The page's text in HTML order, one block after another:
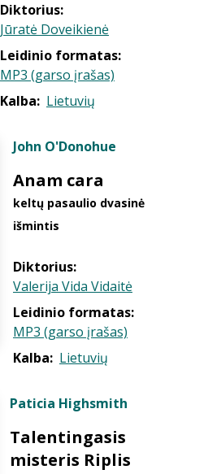
Diktorius:
Jūratė Doveikienė
Leidinio formatas:
MP3 (garso įrašas)
Kalba: Lietuvių
John O'Donohue
Anam cara
keltų pasaulio dvasinė
išmintis
Diktorius:
Valerija Vida Vidaitė
Leidinio formatas:
MP3 (garso įrašas)
Kalba: Lietuvių
Paticia Highsmith
Talentingasis
misteris Riplis